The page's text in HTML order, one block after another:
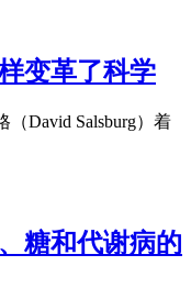
变革了科学
David Salsburg）着
糖和代谢病的